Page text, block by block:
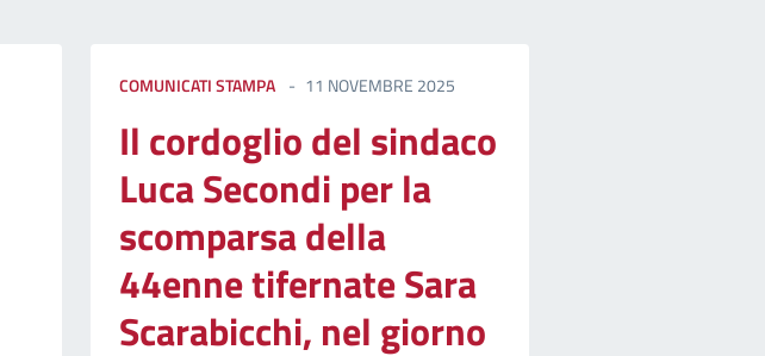
COMUNICATI STAMPA 11 NOVEMBRE 2025
Il cordoglio del sindaco
Luca Secondi per la
scomparsa della
44enne tifernate Sara
Scarabicchi, nel giorno